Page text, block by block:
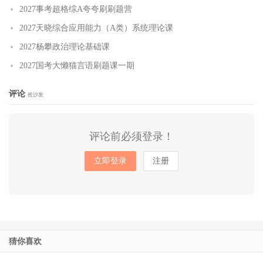
2027事考超格综A夸夸刷刷题营
2027天晓综合应用能力（A类）系统理论课
2027杨攀政治理论基础课
2027国考大懒猫言语刷题课一期
评论 抢沙发
评论前必须登录！
立即登录 注册
猜你喜欢